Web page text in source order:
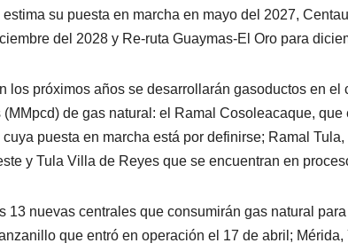
su puesta en marcha en mayo del 2027,
del 2028 y Re-ruta Guaymas-El Oro para
los próximos años se desarrollarán gasoductos en
de gas natural: el Ramal Cosoleacaque,
puesta en marcha está por definirse; Ramal
y Tula Villa de Reyes que se encuentran en
13 nuevas centrales que consumirán gas natural
que entró en operación el 17 de abril;